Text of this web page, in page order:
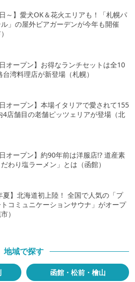
日～】愛犬OK＆花火エリアも！「札幌パ
」の屋外ビアガーデンが今年も開催
日オープン】お得なランチセットは全10
湾料理店が新登場（札幌）
日オープン】本場イタリアで愛されて155
4店舗目の老舗ピッツェリアが登場（北
オープン】約90年前は洋服店!? 道産素
わり塩ラーメン」とは（函館）
夏】北海道初上陸！ 全国で人気の「プ
コミュニケーションサウナ」がオープ
）
地域で探す
函館・松前・檜山